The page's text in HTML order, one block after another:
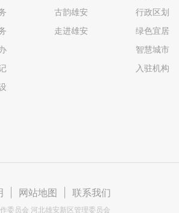
古韵雄安
走进雄安
行政区划
绿色宜居
智慧城市
入驻机构
网站地图 联系我们
委员会 河北雄安新区管理委员会